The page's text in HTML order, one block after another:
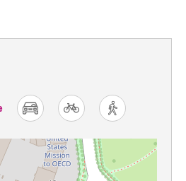
car bike foot